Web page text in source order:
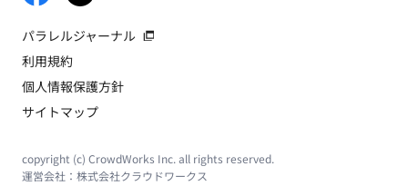
パラレルジャーナル
利用規約
個人情報保護方針
サイトマップ
copyright (c) CrowdWorks Inc. all rights reserved.
運営会社： 株式会社クラウドワークス